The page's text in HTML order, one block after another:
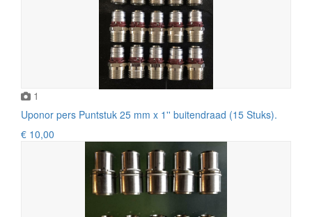
1
Uponor pers Puntstuk 25 mm x 1'' buitendraad (15 Stuks).
€ 10,00